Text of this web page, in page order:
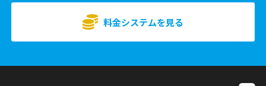
料金システムを見る